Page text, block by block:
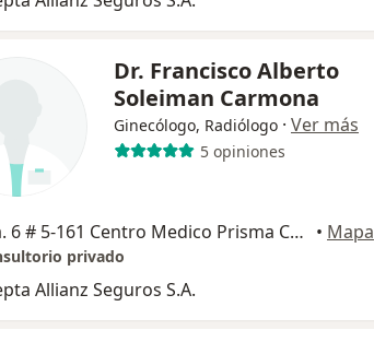
Dr. Francisco Alberto
Soleiman Carmona
Ginecólogo, Radiólogo · Ver más
5 opiniones
Cra. 6 # 5-161 Centro Medico Prisma Cons. 501, Cartagena • Mapa
privado
Allianz Seguros S.A.